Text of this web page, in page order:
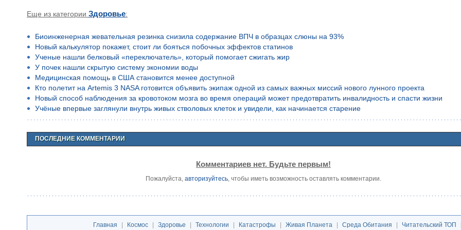
Еще из категории Здоровье:
Биоинженерная жевательная резинка снизила содержание ВПЧ в образцах слюны на 93%
Новый калькулятор покажет, стоит ли бояться побочных эффектов статинов
Ученые нашли белковый «переключатель», который помогает сжигать жир
У почек нашли скрытую систему экономии воды
Медицинская помощь в США становится менее доступной
Кто полетит на Artemis 3 NASA готовится объявить экипаж одной из самых важных миссий нового лунного проекта
Новый способ наблюдения за кровотоком мозга во время операций может предотвратить инвалидность и спасти жизни
Учёные впервые заглянули внутрь живых стволовых клеток и увидели, как начинается старение
ПОСЛЕДНИЕ КОММЕНТАРИИ
Комментариев нет. Будьте первым!
Пожалуйста, авторизуйтесь , чтобы иметь возможность оставлять комментарии.
Главная | Космос | Здоровье | Технологии | Катастрофы | Живая Планета | Среда Обитания | Читательский ТОП